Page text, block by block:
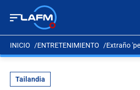
INICIO ENTRETENIMIENTO Extraño
Tailandia